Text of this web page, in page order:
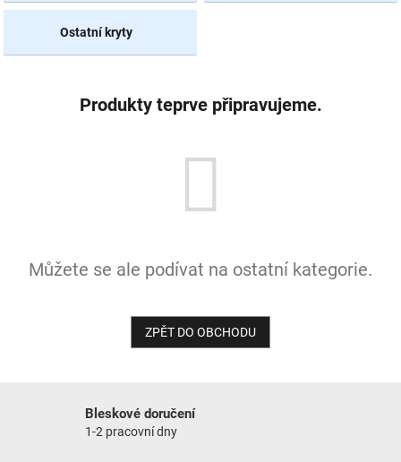
OSTATNÍ
ZNAČKY
%
Ostatní kryty
Produkty teprve připravujeme.
Můžete se ale podívat na ostatní kategorie.
ZPĚT DO OBCHODU
Bleskové doručení
1-2 pracovní dny